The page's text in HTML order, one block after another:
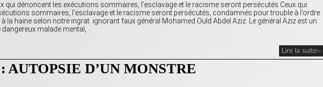
qui dénoncent les exécutions sommaires, l’esclavage et le racisme seront persécutés Ceux qui
sommaires, l’esclavage et le racisme seront persécutés, condamnés pour trouble à l’ordre
la haine selon notre ingrat ignorant faux général Mohamed Ould Abdel Aziz. Le général Aziz est un
malade mental,
Lire la suite››
AUTOPSIE D’UN MONSTRE